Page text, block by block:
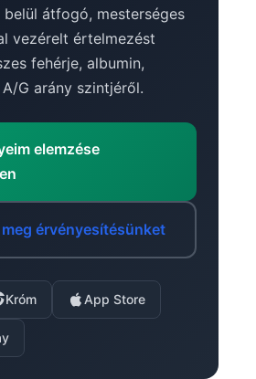
belül átfogó, mesterséges
vezérelt értelmezést
fehérje, albumin,
G arány szintjéről.
elemzése
érvényesítésünket
Króm App Store